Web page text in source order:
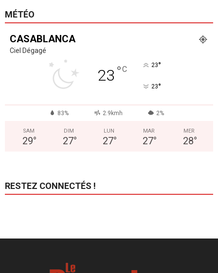
MÉTÉO
CASABLANCA
Ciel Dégagé
23 °C 23°
23°
83% 2.9kmh 2%
SAM
29°
DIM
27°
LUN
27°
MAR
27°
MER
28°
RESTEZ CONNECTÉS !